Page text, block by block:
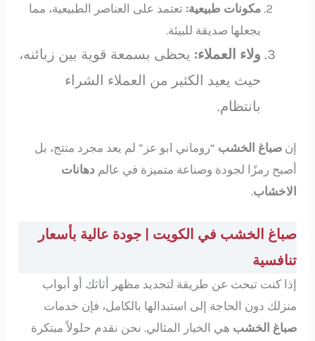
مكونات طبيعية: تعتمد على العناصر الطبيعية، مما
يجعلها صديقة للبيئة.
ولاء العملاء: يحظى بسمعة قوية بين زبائنه،
حيث يعيد الكثير من العملاء الشراء
بانتظام.
إنصباغ الخشب “روماني ابو عز” لم يعد مجرد منتج، بل
أصبح رمزًا لجودة وصناعة متميزة في عالمدهانات
الاخشاب.
صباغ الخشب في الكويت | جودة عالية بأسعار
تنافسية
إذا كنت تبحث عن طريقة لتجديد مظهر أثاثك أو أبواب
منزلك دون الحاجة إلى استبدالها بالكامل، فإن خدمات
صباغ الخشب هي الخيار المثالي. نحن نقدم حلولاً مبتكرة